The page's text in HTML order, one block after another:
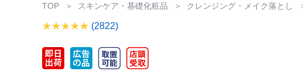
TOP スキンケア・基礎化粧品 クレンジング・メイク落とし
(2822)